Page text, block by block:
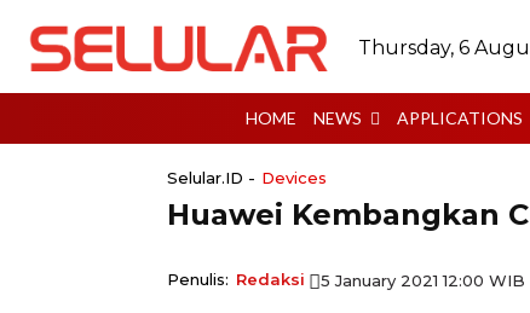
Thursday, 6
HOME NEWS APPLICATIONS
Selular.ID - Devices
Huawei Kembangkan
Penulis: Redaksi 5 January 2021 12:00 WIB